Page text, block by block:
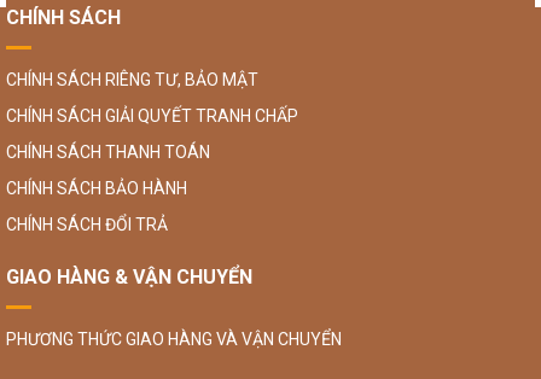
CHÍNH SÁCH
CHÍNH SÁCH RIÊNG TƯ, BẢO MẬT
CHÍNH SÁCH GIẢI QUYẾT TRANH CHẤP
CHÍNH SÁCH THANH TOÁN
CHÍNH SÁCH BẢO HÀNH
CHÍNH SÁCH ĐỔI TRẢ
GIAO HÀNG & VẬN CHUYỂN
PHƯƠNG THỨC GIAO HÀNG VÀ VẬN CHUYỂN